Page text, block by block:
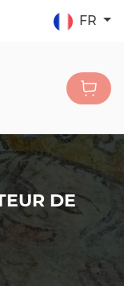
FR
DE